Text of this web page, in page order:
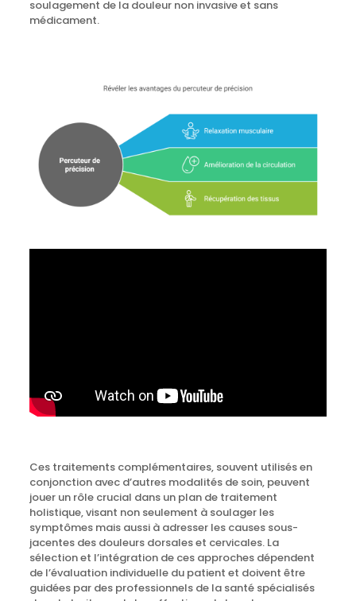
soulagement de la douleur non invasive et sans
médicament.
Ces traitements complémentaires, souvent utilisés en
conjonction avec d’autres modalités de soin, peuvent
jouer un rôle crucial dans un plan de traitement
holistique, visant non seulement à soulager les
symptômes mais aussi à adresser les causes sous-
jacentes des douleurs dorsales et cervicales. La
sélection et l’intégration de ces approches dépendent
de l’évaluation individuelle du patient et doivent être
guidées par des professionnels de la santé spécialisés